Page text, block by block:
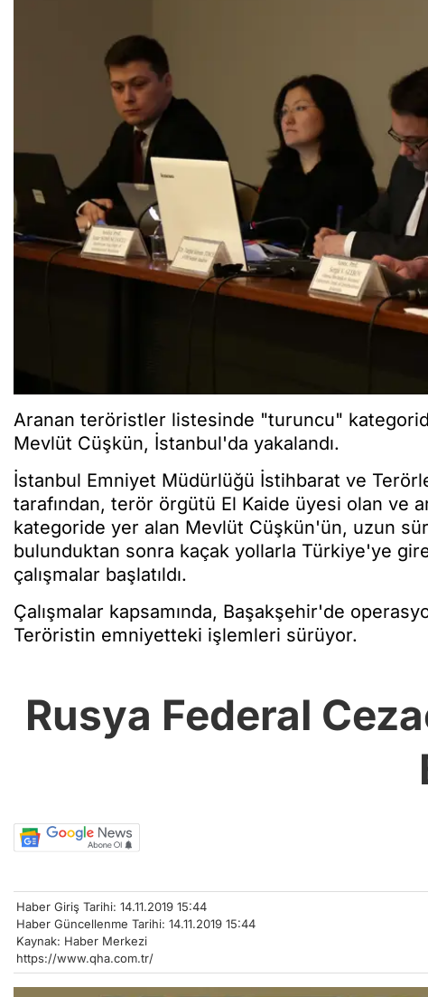
Aranan teröristler listesinde "turuncu"
Mevlüt Cüşkün, İstanbul'da yakalandı.
İstanbul Emniyet Müdürlüğü İstihbarat ve
tarafından, terör örgütü El Kaide üyesi olan ve
kategoride yer alan Mevlüt Cüşkün'ün, uzun
bulunduktan sonra kaçak yollarla Türkiye'ye
çalışmalar başlatıldı.
Çalışmalar kapsamında, Başakşehir'de
Teröristin emniyetteki işlemleri sürüyor.
Rusya Federal
Haber Giriş Tarihi: 14.11.2019 15:44
Haber Güncellenme Tarihi: 14.11.2019 15:44
Kaynak: Haber Merkezi
https://www.qha.com.tr/